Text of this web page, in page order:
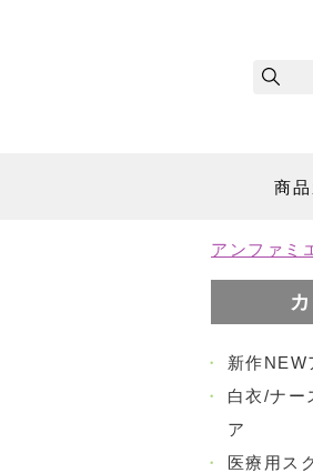
商品
アンファミ
・
新作NEW
・
白衣/ナー
ア
・
医療用ス